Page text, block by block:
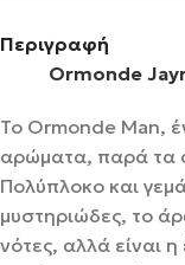
Περιγραφή
Ormonde
Το Ormonde Man,
αρώματα, παρά τα
Πολύπλοκο και
μυστηριώδες, το
νότες, αλλά είναι